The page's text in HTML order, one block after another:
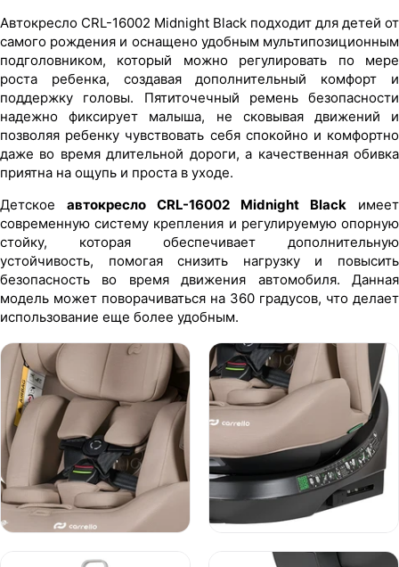
Автокресло CRL-16002 Midnight Black подходит для детей от
самого рождения и оснащено удобным мультипозиционным
подголовником, который можно регулировать по мере
роста ребенка, создавая дополнительный комфорт и
поддержку головы. Пятиточечный ремень безопасности
надежно фиксирует малыша, не сковывая движений и
позволяя ребенку чувствовать себя спокойно и комфортно
даже во время длительной дороги, а качественная обивка
приятна на ощупь и проста в уходе.
Детское автокресло CRL-16002 Midnight Black имеет
современную систему крепления и регулируемую опорную
стойку, которая обеспечивает дополнительную
устойчивость, помогая снизить нагрузку и повысить
безопасность во время движения автомобиля. Данная
модель может поворачиваться на 360 градусов, что делает
использование еще более удобным.